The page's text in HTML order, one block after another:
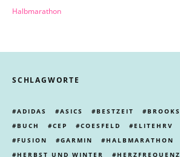
Halbmarathon
SCHLAGWORTE
ADIDAS ASICS BESTZEIT BROOKS
BUCH
CEP COESFELD ELITEHRV
FUSION
GARMIN
HALBMARATHON
HERBST UND WINTER
HERZFREQUENZ